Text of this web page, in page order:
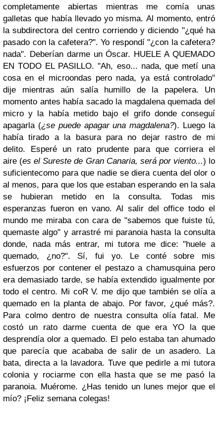
completamente abiertas mientras me comía unas
galletas que había llevado yo misma. Al momento, entró
la subdirectora del centro corriendo y diciendo "¿qué ha
pasado con la cafetera?". Yo respondí "¿con la cafetera?
nada". Deberían darme un Óscar. HUELE A QUEMADO
EN TODO EL PASILLO. "Ah, eso... nada, que metí una
cosa en el microondas pero nada, ya está controlado"
dije mientras aún salía humillo de la papelera. Un
momento antes había sacado la magdalena quemada del
micro y la había metido bajo el grifo donde conseguí
apagarla (¿se puede apagar una magdalena?). Luego la
había tirado a la basura para no dejar rastro de mi
delito. Esperé un rato prudente para que corriera el
aire (es el Sureste de Gran Canaria, será por viento...) lo
suficientecomo para que nadie se diera cuenta del olor o
al menos, para que los que estaban esperando en la sala
se hubieran metido en la consulta. Todas mis
esperanzas fueron en vano. Al salir del office todo el
mundo me miraba con cara de "sabemos que fuiste tú,
quemaste algo" y arrastré mi paranoia hasta la consulta
donde, nada más entrar, mi tutora me dice:"huele a
quemado, ¿no?". Sí, fui yo. Le conté sobre mis
esfuerzos por contener el pestazo a chamusquina pero
era demasiado tarde, se había extendido igualmente por
todo el centro. Mi coR V. me dijo que también se olía a
quemado en la planta de abajo. Por favor, ¿qué más?.
Para colmo dentro de nuestra consulta olía fatal. Me
costó un rato darme cuenta de que era YO la que
desprendía olor a quemado. El pelo estaba tan ahumado
que parecía que acababa de salir de un asadero. La
bata, directa a la lavadora. Tuve que pedirle a mi tutora
colonia y rociarme con ella hasta quese me pasó la
paranoia. Muérome. ¿Has tenido un lunes mejor que el
mío? ¡Feliz semana colegas!